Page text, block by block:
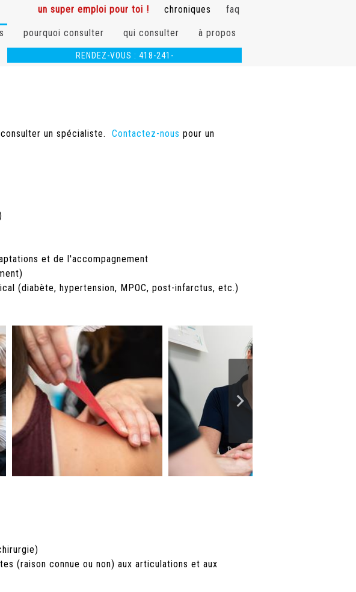
RENDEZ-VOUS : 418-241-
un super emploi pour toi ! chroniques faq
pourquoi consulter qui consulter à propos
un spécialiste. Contactez-nous pour un
et de l'accompagnement
(diabète, hypertension, MPOC, post-infarctus, etc.)
(raison connue ou non) aux articulations et aux